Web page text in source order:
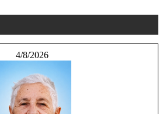
4/8/2026